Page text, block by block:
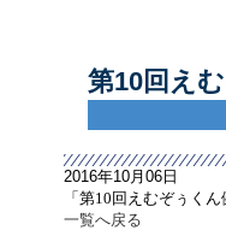
第10回え
2016年10月06日
「第10回えむぞぅく
一覧へ戻る